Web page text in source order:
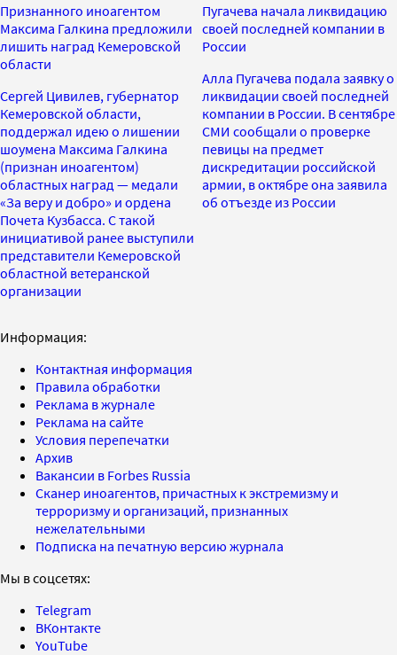
Признанного иноагентом
Максима Галкина предложили
лишить наград Кемеровской
области
Сергей Цивилев, губернатор
Кемеровской области,
поддержал идею о лишении
шоумена Максима Галкина
(признан иноагентом)
областных наград — медали
«За веру и добро» и ордена
Почета Кузбасса. С такой
инициативой ранее выступили
представители Кемеровской
областной ветеранской
организации
Пугачева начала ликвидацию
своей последней компании в
России
Алла Пугачева подала заявку о
ликвидации своей последней
компании в России. В сентябре
СМИ сообщали о проверке
певицы на предмет
дискредитации российской
армии, в октябре она заявила
об отъезде из России
Информация:
Контактная информация
Правила обработки
Реклама в журнале
Реклама на сайте
Условия перепечатки
Архив
Вакансии в Forbes Russia
Сканер иноагентов, причастных к экстремизму и
терроризму и организаций, признанных
нежелательными
Подписка на печатную версию журнала
Мы в соцсетях:
Telegram
ВКонтакте
YouTube